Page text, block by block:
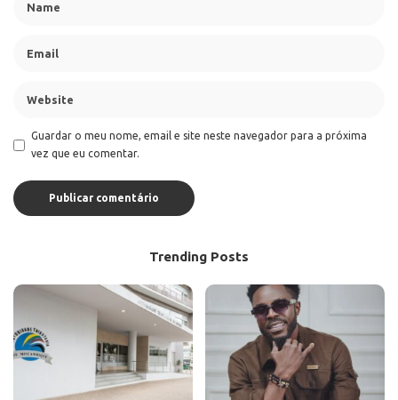
Guardar o meu nome, email e site neste navegador para a próxima
vez que eu comentar.
Trending Posts